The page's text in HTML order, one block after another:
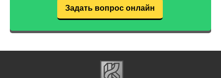
Задать вопрос онлайн